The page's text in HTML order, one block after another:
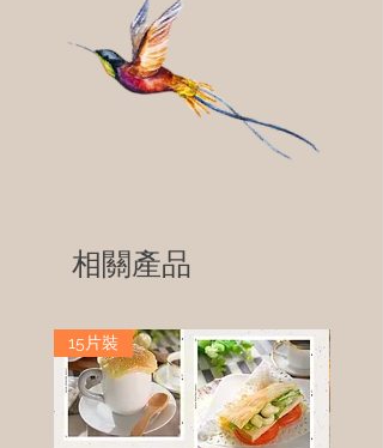
相關產品
15片裝